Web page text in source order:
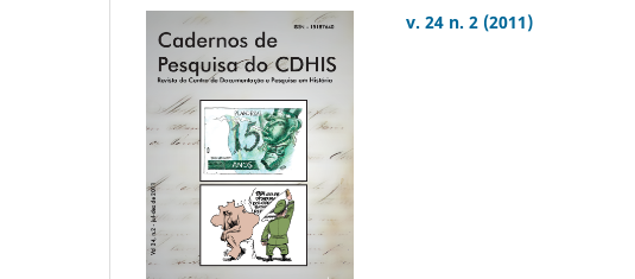
v. 24 n. 2 (2011)